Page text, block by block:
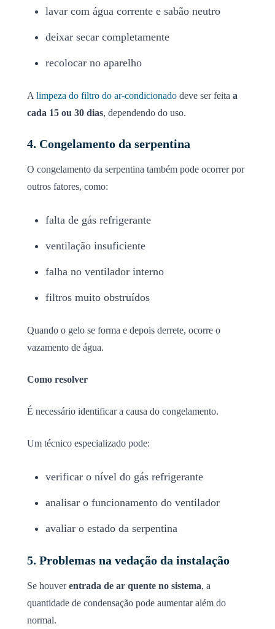
lavar com água corrente e sabão neutro
deixar secar completamente
recolocar no aparelho
A limpeza do filtro do ar-condicionado deve ser feita a
cada 15 ou 30 dias, dependendo do uso.
4. Congelamento da serpentina
O congelamento da serpentina também pode ocorrer por
outros fatores, como:
falta de gás refrigerante
ventilação insuficiente
falha no ventilador interno
filtros muito obstruídos
Quando o gelo se forma e depois derrete, ocorre o
vazamento de água.
Como resolver
É necessário identificar a causa do congelamento.
Um técnico especializado pode:
verificar o nível do gás refrigerante
analisar o funcionamento do ventilador
avaliar o estado da serpentina
5. Problemas na vedação da instalação
Se houverentrada de ar quente no sistema, a
quantidade de condensação pode aumentar além do
normal.